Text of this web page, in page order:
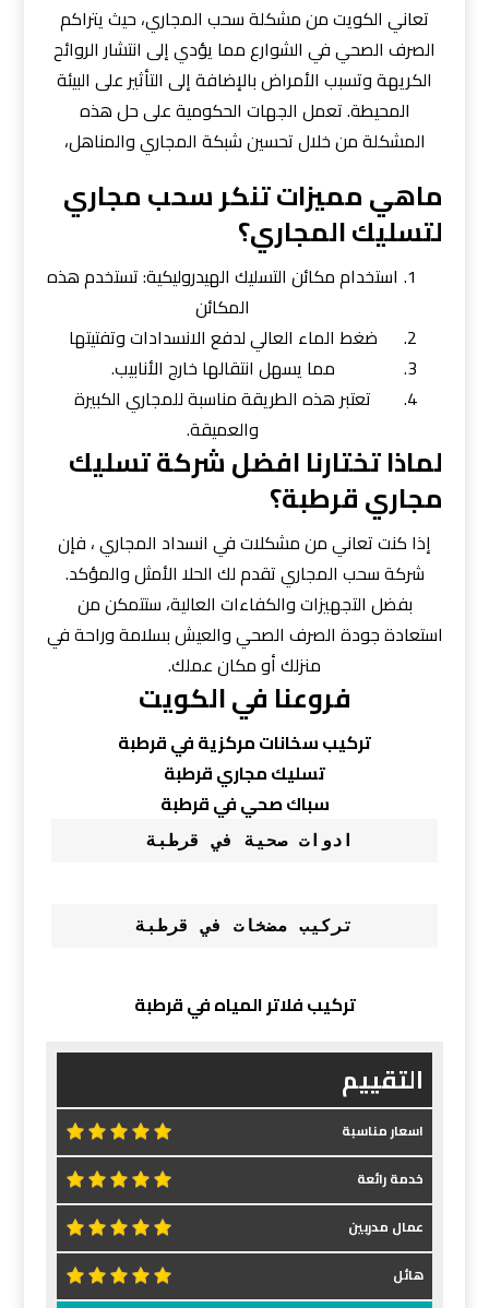
تعاني الكويت من مشكلة سحب المجاري، حيث يتراكم
الصرف الصحي في الشوارع مما يؤدي إلى انتشار الروائح
الكريهة وتسبب الأمراض بالإضافة إلى التأثير على البيئة
المحيطة. تعمل الجهات الحكومية على حل هذه
المشكلة من خلال تحسين شبكة المجاري والمناهل،
ماهي مميزات تنكر سحب مجاري
لتسليك المجاري؟
استخدام مكائن التسليك الهيدروليكية: تستخدم هذه
المكائن
ضغط الماء العالي لدفع الانسدادات وتفتيتها
مما يسهل انتقالها خارج الأنابيب.
تعتبر هذه الطريقة مناسبة للمجاري الكبيرة
والعميقة.
لماذا تختارنا افضل شركة تسليك
مجاري قرطبة؟
إذا كنت تعاني من مشكلات في انسداد المجاري ، فإن
شركة سحب المجاري تقدم لك الحلا الأمثل والمؤكد.
بفضل التجهيزات والكفاءات العالية، ستتمكن من
استعادة جودة الصرف الصحي والعيش بسلامة وراحة في
منزلك أو مكان عملك.
فروعنا في الكويت
تركيب سخانات مركزية في قرطبة
تسليك مجاري قرطبة
سباك صحي في قرطبة
ادوات صحية في قرطبة
تركيب مضخات في قرطبة
تركيب فلاتر المياه في قرطبة
التقييم
اسعار مناسبة
خدمة رائعة
عمال مدربين
هائل